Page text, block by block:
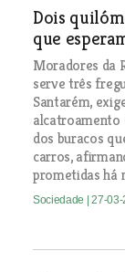
Dois
que
Moradores da
serve três
Santarém,
alcatroamento
dos buracos
carros,
prometidas há
Sociedade | 27-